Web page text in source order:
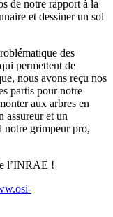
de notre rapport à la
et dessiner un sol
des
permettent de
nous avons reçu nos
partis pour notre
aux arbres en
assureur et un
notre grimpeur pro,
l’INRAE !